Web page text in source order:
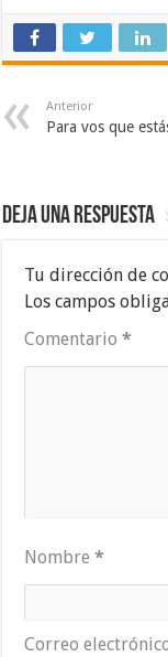
Anterior
Para vos que
Deja una respuesta
Tu dirección de
Los campos
Comentario*
Nombre*
Correo